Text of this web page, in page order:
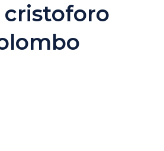
cristoforo